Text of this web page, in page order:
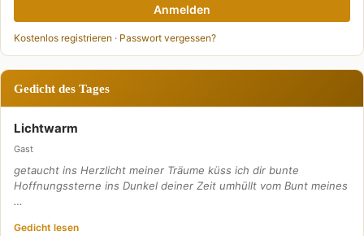
Anmelden
Kostenlos registrieren · Passwort vergessen?
Gedicht des Tages
Lichtwarm
Gast
getaucht ins Herzlicht meiner Träume küss ich dir bunte
Hoffnungssterne ins Dunkel deiner Zeit umhüllt vom Bunt meines
…
Gedicht lesen